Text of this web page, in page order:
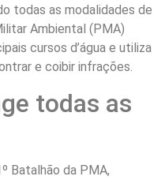
todas as modalidades de
Ambiental (PMA)
cursos d’água e utiliza
e coibir infrações.
todas as
Batalhão da PMA,